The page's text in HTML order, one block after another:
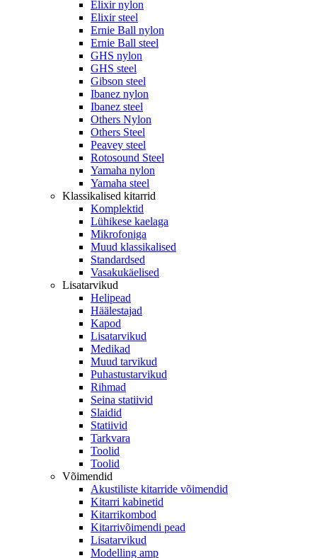
Elixir nylon
Elixir steel
Ernie Ball nylon
Ernie Ball steel
GHS nylon
GHS steel
Gibson steel
Ibanez nylon
Ibanez steel
Others Nylon
Others Steel
Peavey steel
Rotosound Steel
Yamaha nylon
Yamaha steel
Klassikalised kitarrid
Komplektid
Lühikese kaelaga
Mikrofoniga
Muud klassikalised
Standardsed
Vasakukäelised
Lisatarvikud
Helipead
Häälestajad
Kapod
Lisatarvikud
Medikad
Muud tarvikud
Puhastustarvikud
Rihmad
Seina statiivid
Slaidid
Statiivid
Tarkvara
Toolid
Toolid
Võimendid
Akustiliste kitarride võimendid
Kitarri kabinetid
Kitarrikombod
Kitarrivõimendi pead
Lisatarvikud
Modelling amp